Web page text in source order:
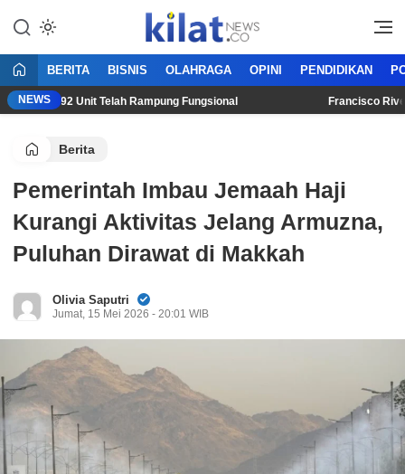
KilatNews.co
Mencerdaskan Anak Bangsa
BERITA BISNIS OLAHRAGA OPINI PENDIDIKAN
NEWS
192 Unit Telah Rampung Fungsional Francisco Rivera
Berita
Pemerintah Imbau Jemaah Haji
Kurangi Aktivitas Jelang Armuzna,
Puluhan Dirawat di Makkah
Olivia Saputri
Jumat, 15 Mei 2026 - 20:01 WIB